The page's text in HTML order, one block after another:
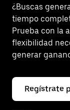
¿Buscas
tiempo
Prueba con la
flexibilidad
generar
Regístrate